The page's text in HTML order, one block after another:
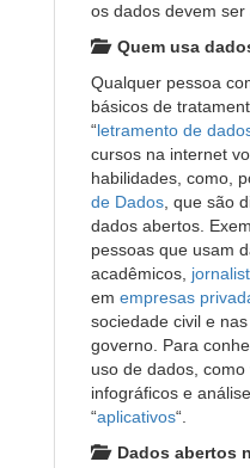
os dados devem ser
Quem usa
Qualquer pessoa
básicos de
“letramento de
cursos na internet
habilidades, como,
de Dados , que são
dados abertos.
pessoas que usam
acadêmicos,
em empresas
sociedade civil e
governo. Para
uso de dados, como
infográficos e
“aplicativos“.
Dados abertos